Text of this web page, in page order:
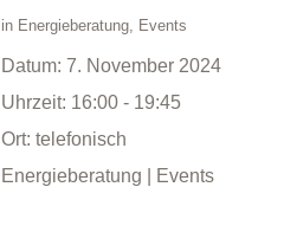
in Energieberatung, Events
Datum: 7. November 2024
Uhrzeit: 16:00 - 19:45
Ort: telefonisch
Energieberatung | Events